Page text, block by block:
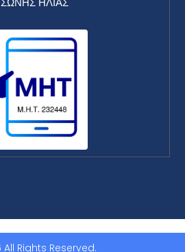
ΗΛΙΑΣ
Rights Reserved.